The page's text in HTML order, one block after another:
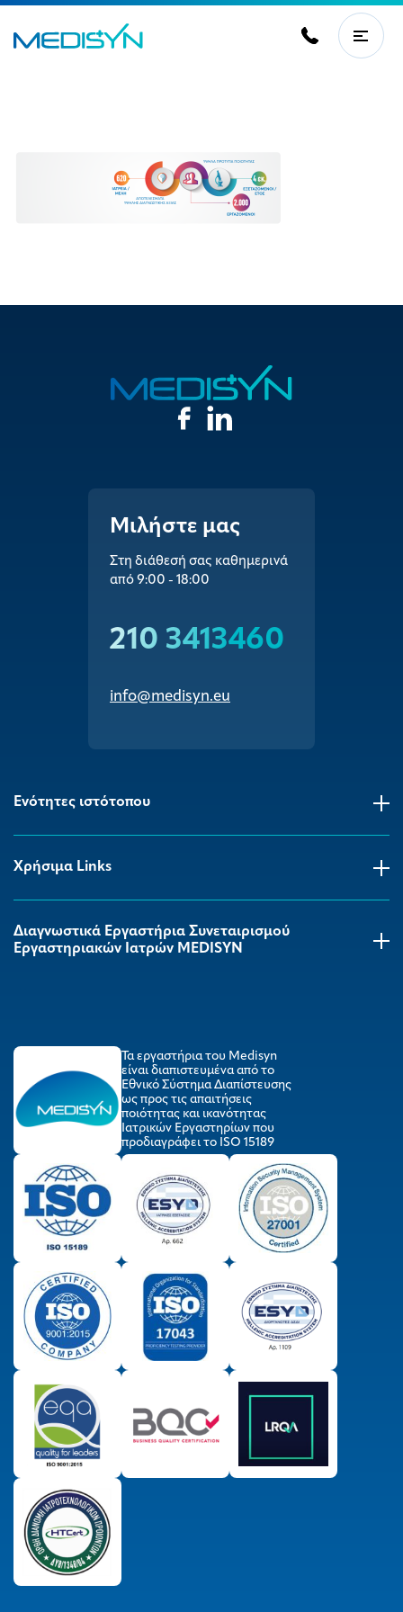
Μιλήστε μας
Στη διάθεσή σας καθημερινά
από 9:00 - 18:00
210 3413460
info@medisyn.eu
Ενότητες ιστότοπου
Χρήσιμα Links
Διαγνωστικά Εργαστήρια Συνεταιρισμού
Εργαστηριακών Ιατρών MEDISYΝ
Τα εργαστήρια του Medisyn
είναι διαπιστευμένα από το
Εθνικό Σύστημα Διαπίστευσης
ως προς τις απαιτήσεις
ποιότητας και ικανότητας
Ιατρικών Εργαστηρίων που
προδιαγράφει το ISO 15189